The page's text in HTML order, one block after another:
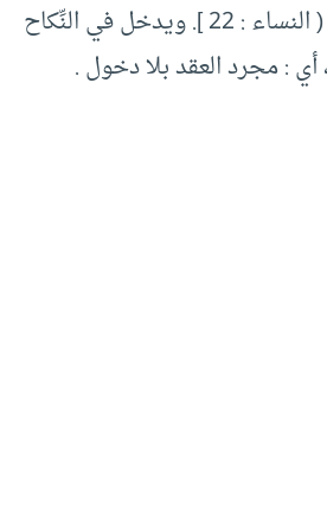
ومَقْتًا وسَاءَ سَبيلاً ) ( النساء : 22 ]. ويدخل في النِّكاح
أي : مجرد العقد بلا دخول .